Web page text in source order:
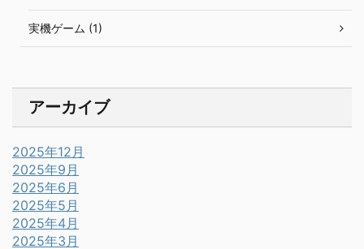
実機ゲーム (1)
アーカイブ
2025年12月
2025年9月
2025年6月
2025年5月
2025年4月
2025年3月